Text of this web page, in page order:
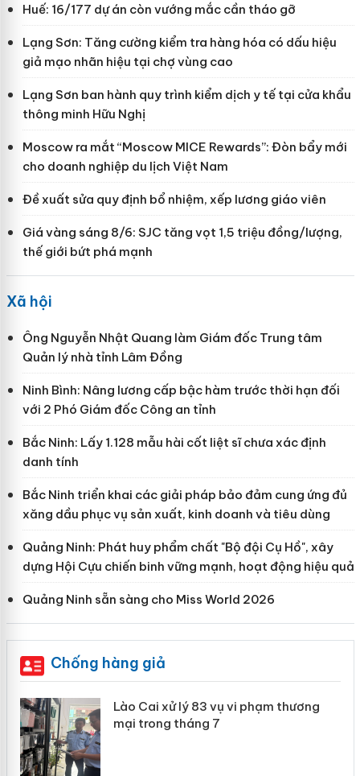
Huế: 16/177 dự án còn vướng mắc cần tháo gỡ
Lạng Sơn: Tăng cường kiểm tra hàng hóa có dấu hiệu
giả mạo nhãn hiệu tại chợ vùng cao
Lạng Sơn ban hành quy trình kiểm dịch y tế tại cửa khẩu
thông minh Hữu Nghị
Moscow ra mắt “Moscow MICE Rewards”: Đòn bẩy mới
cho doanh nghiệp du lịch Việt Nam
Đề xuất sửa quy định bổ nhiệm, xếp lương giáo viên
Giá vàng sáng 8/6: SJC tăng vọt 1,5 triệu đồng/lượng,
thế giới bứt phá mạnh
Xã hội
Ông Nguyễn Nhật Quang làm Giám đốc Trung tâm
Quản lý nhà tỉnh Lâm Đồng
Ninh Bình: Nâng lương cấp bậc hàm trước thời hạn đối
với 2 Phó Giám đốc Công an tỉnh
Bắc Ninh: Lấy 1.128 mẫu hài cốt liệt sĩ chưa xác định
danh tính
Bắc Ninh triển khai các giải pháp bảo đảm cung ứng đủ
xăng dầu phục vụ sản xuất, kinh doanh và tiêu dùng
Quảng Ninh: Phát huy phẩm chất "Bộ đội Cụ Hồ", xây
dựng Hội Cựu chiến binh vững mạnh, hoạt động hiệu quả
Quảng Ninh sẵn sàng cho Miss World 2026
Chống hàng giả
Lào Cai xử lý 83 vụ vi phạm thương
mại trong tháng 7